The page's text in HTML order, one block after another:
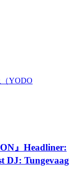
YODO
』Headliner:
DJ: Tungevaag